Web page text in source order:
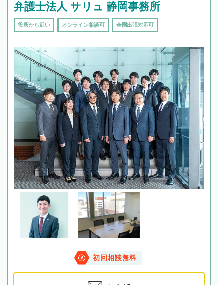
弁護士法人 サリュ 静岡事務所
役所から近い オンライン相談可 全国出張対応可
初回相談無料